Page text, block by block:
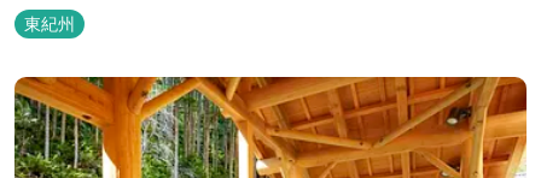
る温泉宿泊施設です。 熊野古道をはじめ、日本一の棚田と称される
丸山千枚田、赤木城跡、熊野本宮大社（熊野三山）、玉置神社が近
クセスには大変便利な立地と...
東紀州